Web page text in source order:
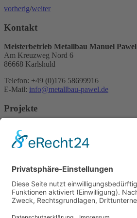
vorherig/weiter
Kontakt
Meisterbetrieb Metallbau Manuel Pawel
Am Kreuzweg Nord 6
86668 Karlshuld
Telefon: +49 (0)176 58699916
E-Mail: info@metallbau-pawel.de
Projekte
Ausbildung